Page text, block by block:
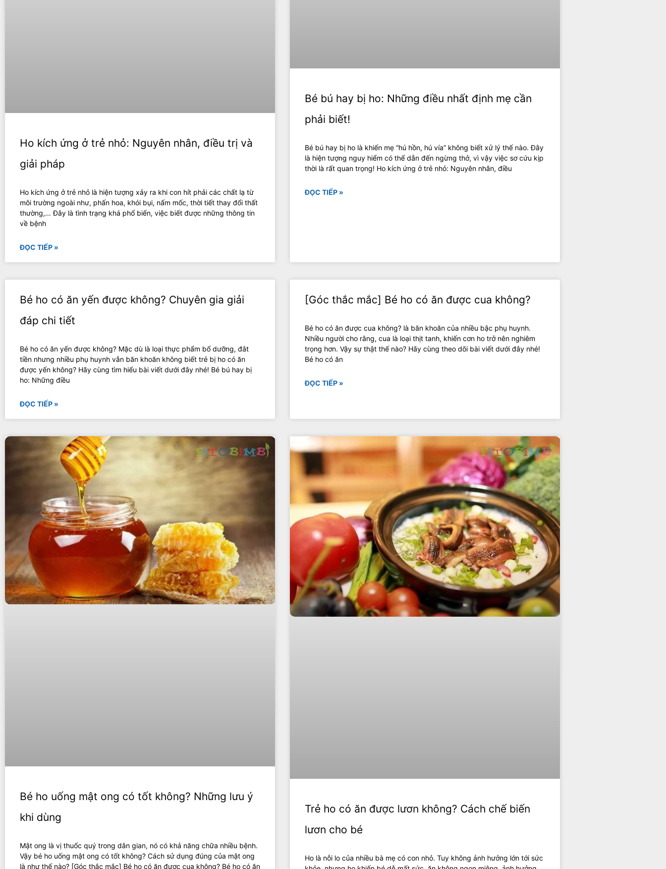
Ho kích ứng ở trẻ nhỏ: Nguyên nhân, điều trị và
giải pháp
Ho kích ứng ở trẻ nhỏ là hiện tượng xảy ra khi con hít phải các chất lạ từ
môi trường ngoài như, phấn hoa, khói bụi, nấm mốc, thời tiết thay đổi thất
thường,… Đây là tình trạng khá phổ biến, việc biết được những thông tin
về bệnh
ĐỌC TIẾP »
Bé bú hay bị ho: Những điều nhất định mẹ cần
phải biết!
Bé bú hay bị ho là khiến mẹ “hú hồn, hú vía” không biết xử lý thế nào. Đây
là hiện tượng nguy hiểm có thể dẫn đến ngừng thở, vì vậy việc sơ cứu kịp
thời là rất quan trọng! Ho kích ứng ở trẻ nhỏ: Nguyên nhân, điều
ĐỌC TIẾP »
Bé ho có ăn yến được không? Chuyên gia giải
đáp chi tiết
Bé ho có ăn yến được không? Mặc dù là loại thực phẩm bổ dưỡng, đắt
tiền nhưng nhiều phụ huynh vẫn băn khoăn không biết trẻ bị ho có ăn
được yến không? Hãy cùng tìm hiểu bài viết dưới đây nhé! Bé bú hay bị
ho: Những điều
ĐỌC TIẾP »
[Góc thắc mắc] Bé ho có ăn được cua không?
Bé ho có ăn được cua không? là băn khoăn của nhiều bậc phụ huynh.
Nhiều người cho rằng, cua là loại thịt tanh, khiến cơn ho trở nên nghiêm
trọng hơn. Vậy sự thật thế nào? Hãy cùng theo dõi bài viết dưới đây nhé!
Bé ho có ăn
ĐỌC TIẾP »
Bé ho uống mật ong có tốt không? Những lưu ý
khi dùng
Mật ong là vị thuốc quý trong dân gian, nó có khả năng chữa nhiều bệnh.
Vậy bé ho uống mật ong có tốt không? Cách sử dụng đúng của mật ong
là như thế nào? [Góc thắc mắc] Bé ho có ăn được cua không? Bé ho có ăn
Trẻ ho có ăn được lươn không? Cách chế biến
lươn cho bé
Ho là nỗi lo của nhiều bà mẹ có con nhỏ. Tuy không ảnh hưởng lớn tới sức